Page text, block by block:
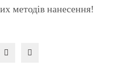
методів нанесення!